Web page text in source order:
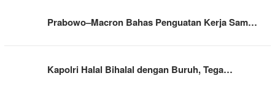
Prabowo–Macron Bahas Penguatan Kerja Sam…
Kapolri Halal Bihalal dengan Buruh, Tega…